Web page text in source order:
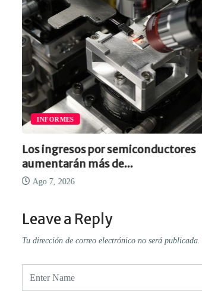
INFORMES
Los ingresos por semiconductores
aumentarán más de...
Ago 7, 2026
Leave a Reply
Tu dirección de correo electrónico no será publicada.